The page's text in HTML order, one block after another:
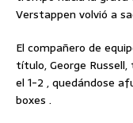
Verstappen volvió a
El compañero de
título, George
el 1-2 , quedándose
boxes .